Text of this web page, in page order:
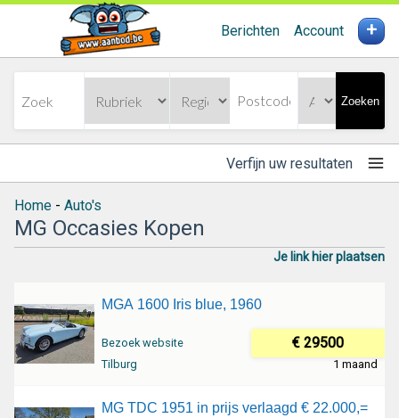
Berichten Account +
Zoeken
Verfijn uw resultaten
Home - Auto's
MG Occasies Kopen
Je link hier plaatsen
MGA 1600 Iris blue, 1960
Bezoek website € 29500
Tilburg 1 maand
MG TDC 1951 in prijs verlaagd € 22.000,=